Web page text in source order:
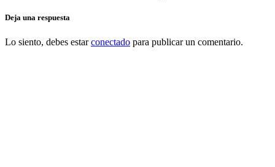
Deja una respuesta
Lo siento, debes estarconectado para publicar un comentario.